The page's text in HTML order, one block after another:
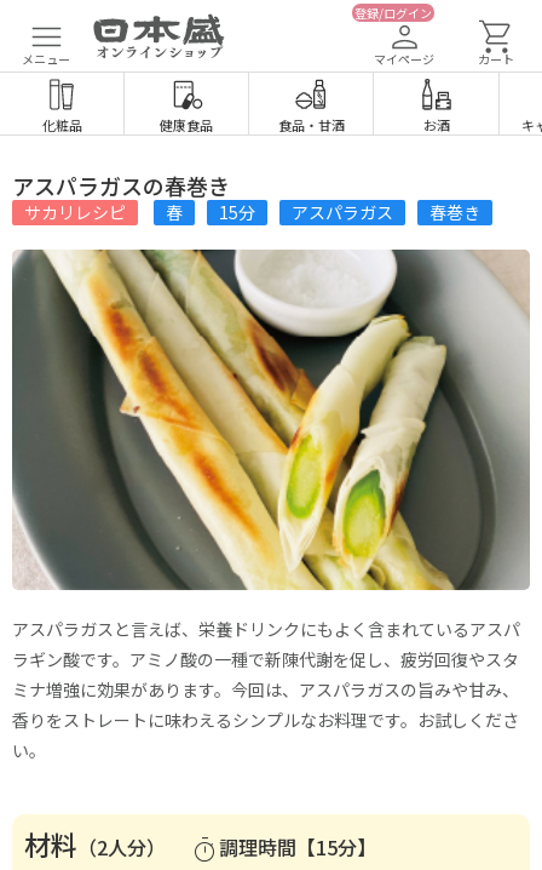
メニュー
登録/ログイン
マイページ カート
化粧品 健康食品 食品・ 甘酒 お酒 キ
アスパラガスの春巻き
サカリレシピ 春 15分 アスパラガス 春巻き
アスパラガスと言えば、栄養ドリンクにもよく含まれているアスパ
ラギン酸です。アミノ酸の一種で新陳代謝を促し、疲労回復やスタ
ミナ増強に効果があります。今回は、アスパラガスの旨みや甘み、
香りをストレートに味わえるシンプルなお料理です。お試しくださ
い。
材料 （2人分） timer調理時間【15分】